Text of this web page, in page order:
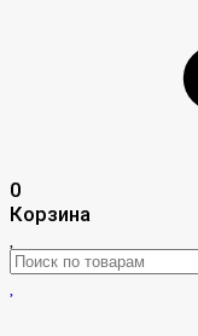
0
Корзина